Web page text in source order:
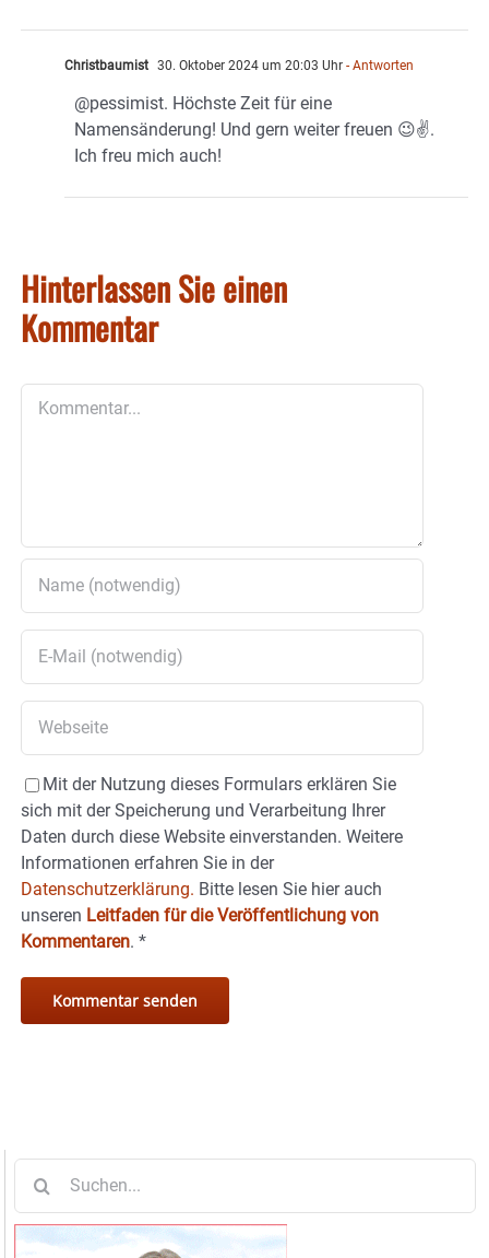
Christbaumist 30. Oktober 2024 um 20:03 Uhr - Antworten
@pessimist. Höchste Zeit für eine
Namensänderung! Und gern weiter freuen 😉✌️.
Ich freu mich auch!
Hinterlassen Sie einen
Kommentar
Mit der Nutzung dieses Formulars erklären Sie
sich mit der Speicherung und Verarbeitung Ihrer
Daten durch diese Website einverstanden. Weitere
Informationen erfahren Sie in der
Datenschutzerklärung. Bitte lesen Sie hier auch
unseren Leitfaden für die Veröffentlichung von
Kommentaren. *
nach: